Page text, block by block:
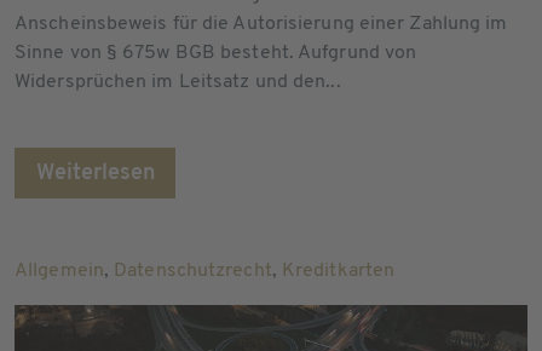
Anscheinsbeweis für die Autorisierung einer Zahlung im
Sinne von § 675w BGB besteht. Aufgrund von
Widersprüchen im Leitsatz und den...
Weiterlesen
Allgemein, Datenschutzrecht, Kreditkarten